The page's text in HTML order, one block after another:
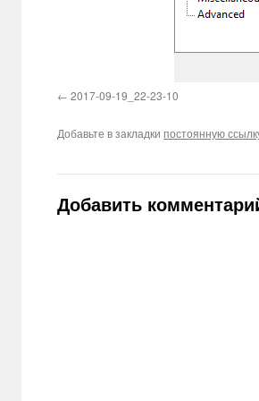
2017-09-19_22-23-10
Добавьте в закладки постоянную
Добавить